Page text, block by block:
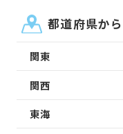
都道府県か
関東
関西
東海